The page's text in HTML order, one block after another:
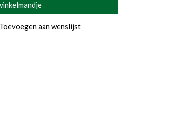
Toevoegen aan wenslijst